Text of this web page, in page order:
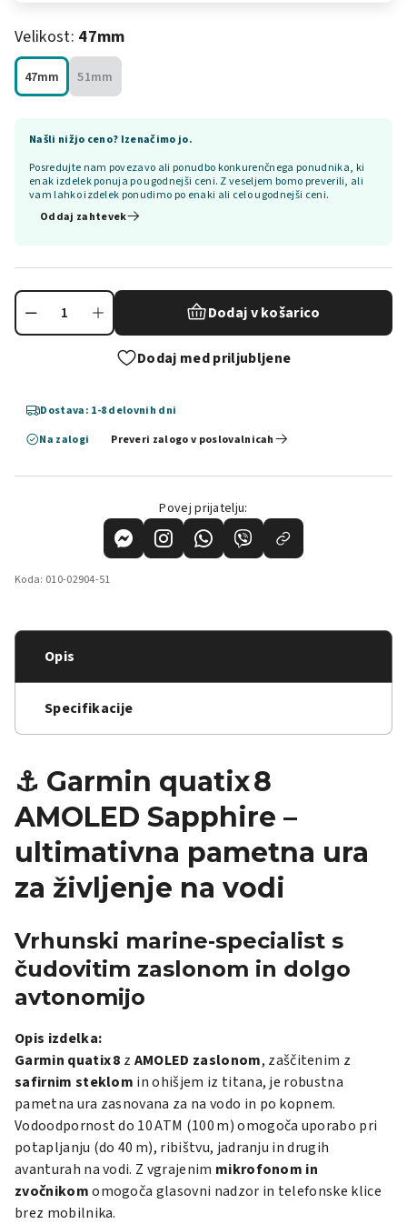
Velikost: 47mm
47mm 51mm
Našli nižjo ceno? Izenačimo jo.
Posredujte nam povezavo ali ponudbo konkurenčnega ponudnika, ki
enak izdelek ponuja po ugodnejši ceni. Z veseljem bomo preverili, ali
vam lahko izdelek ponudimo po enaki ali celo ugodnejši ceni.
Oddaj zahtevek
Dodaj v košarico
Dodaj med priljubljene
Dostava: 1-8 delovnih dni
Na zalogi
Preveri zalogo v poslovalnicah
Povej prijatelju:
Koda: 010-02904-51
Opis
Specifikacije
⚓ Garmin quatix 8
AMOLED Sapphire –
ultimativna pametna ura
za življenje na vodi
Vrhunski marine‑specialist s
čudovitim zaslonom in dolgo
avtonomijo
Opis izdelka:
Garmin quatix 8 z AMOLED zaslonom, zaščitenim z
safirnim steklom in ohišjem iz titana, je robustna
pametna ura zasnovana za na vodo in po kopnem.
Vodoodpornost do 10 ATM (100 m) omogoča uporabo pri
potapljanju (do 40 m), ribištvu, jadranju in drugih
avanturah na vodi. Z vgrajenim mikrofonom in
zvočnikomomogoča glasovni nadzor in telefonske klice
brez mobilnika.